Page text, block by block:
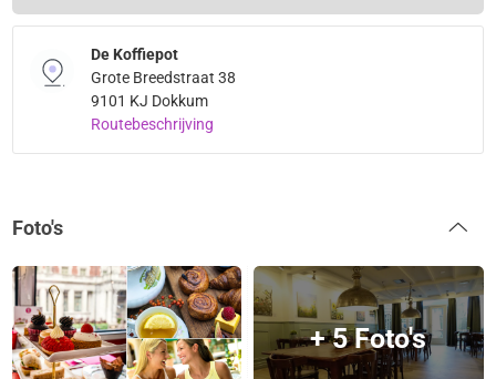
De Koffiepot
Grote Breedstraat 38
9101 KJ Dokkum
Routebeschrijving
Foto's
+ 5 Foto's